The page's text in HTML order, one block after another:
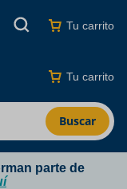
Tu carrito
Buscar
Tu carrito
parte de